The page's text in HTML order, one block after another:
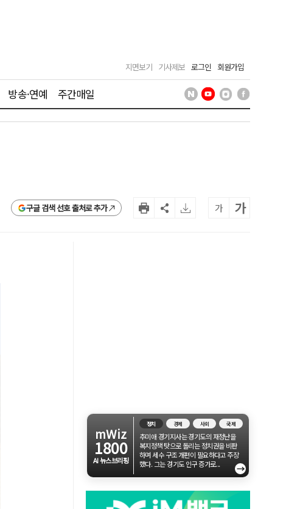
지면보기 기사제보 로그인 회원가입
방송·연예 주간매일
구글 검색 선호 출처로 추가 가 가
mWiz
1800
AI 뉴스브리핑
정치 경제 사회 국제
추미애 경기지사는 경기도의 재정난을
복지정책 탓으로 돌리는 정치권을 비판
하며 세수 구조 개편이 필요하다고 주장
했다. 그는 경기도 인구 증가로...
→